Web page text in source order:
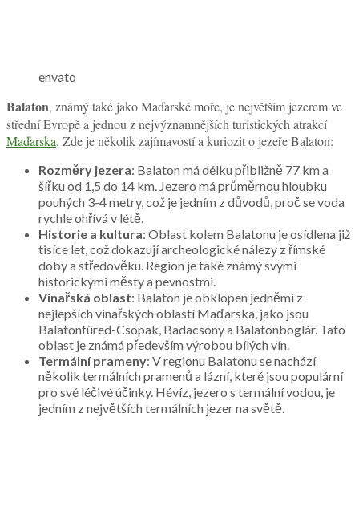
envato
Balaton, známý také jako Maďarské moře, je největším jezerem ve
střední Evropě a jednou z nejvýznamnějších turistických atrakcí
Maďarska. Zde je několik zajímavostí a kuriozit o jezeře Balaton:
Rozměry jezera: Balaton má délku přibližně 77 km a
šířku od 1,5 do 14 km. Jezero má průměrnou hloubku
pouhých 3-4 metry, což je jedním z důvodů, proč se voda
rychle ohřívá v létě.
Historie a kultura: Oblast kolem Balatonu je osídlena již
tisíce let, což dokazují archeologické nálezy z římské
doby a středověku. Region je také známý svými
historickými městy a pevnostmi.
Vinařská oblast: Balaton je obklopen jedněmi z
nejlepších vinařských oblastí Maďarska, jako jsou
Balatonfüred-Csopak, Badacsony a Balatonboglár. Tato
oblast je známá především výrobou bílých vín.
Termální prameny: V regionu Balatonu se nachází
několik termálních pramenů a lázní, které jsou populární
pro své léčivé účinky. Hévíz, jezero s termální vodou, je
jedním z největších termálních jezer na světě.